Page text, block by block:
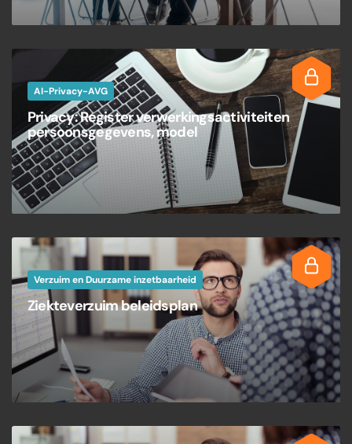
AI-Privacy-AVG
Privacy: Register verwerkingsactiviteiten
persoonsgegevens, model
Verzuim en Duurzame inzetbaarheid
Ziekteverzuim beleidsplan